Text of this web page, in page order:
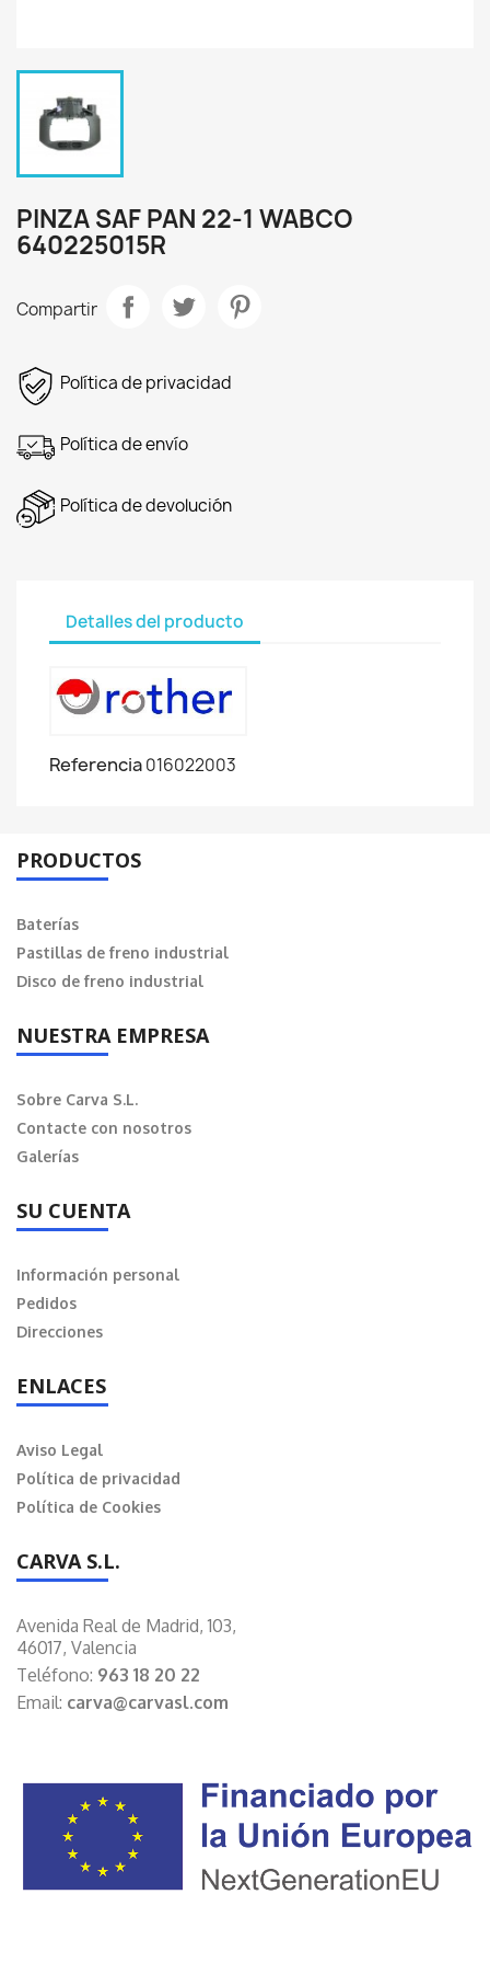
PINZA SAF PAN 22-1 WABCO
640225015R
Compartir
Política de privacidad
Política de envío
Política de devolución
Detalles del producto
Referencia016022003
PRODUCTOS
Baterías
Pastillas de freno industrial
Disco de freno industrial
NUESTRA EMPRESA
Sobre Carva S.L.
Contacte con nosotros
Galerías
SU CUENTA
Información personal
Pedidos
Direcciones
ENLACES
Aviso Legal
Política de privacidad
Política de Cookies
CARVA S.L.
Avenida Real de Madrid, 103,
46017, Valencia
Teléfono: 963 18 20 22
Email: carva@carvasl.com